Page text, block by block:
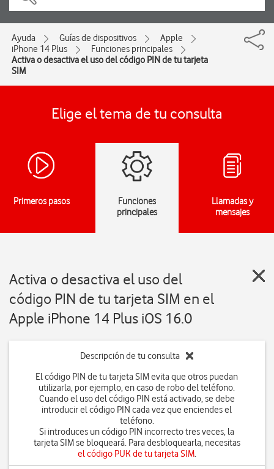
Ayuda Guías de dispositivos
Apple
iPhone 14 Plus
Funciones principales
Activa o desactiva el uso del código PIN de tu tarjeta
SIM
Elige el tema de tu consulta
Primeros pasos
Funciones
principales
Llamadas y
mensajes
Activa o desactiva el uso del
código PIN de tu tarjeta SIM en el
Apple iPhone 14 Plus iOS 16.0
Descripción de tu consulta
El código PIN de tu tarjeta SIM evita que otros puedan
utilizarla, por ejemplo, en caso de robo del teléfono.
Cuando el uso del código PIN está activado, se debe
introducir el código PIN cada vez que enciendes el
teléfono.
Si introduces un código PIN incorrecto tres veces, la
tarjeta SIM se bloqueará. Para desbloquearla, necesitas
el código PUK de tu tarjeta SIM.